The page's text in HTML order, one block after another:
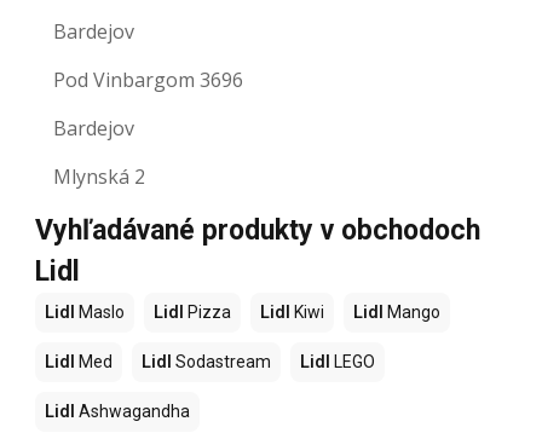
Bardejov
Pod Vinbargom 3696
Bardejov
Mlynská 2
Vyhľadávané produkty v obchodoch
Lidl
Lidl Maslo Lidl Pizza Lidl Kiwi Lidl Mango
Lidl Med Lidl Sodastream Lidl LEGO
Lidl Ashwagandha